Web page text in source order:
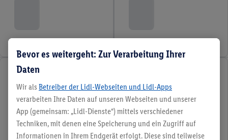
Bevor es weitergeht: Zur Verarbeitung Ihrer
Daten
Wir als Betreiber der Lidl-Webseiten und Lidl-Apps
verarbeiten Ihre Daten auf unseren Webseiten und unserer
App (gemeinsam: „Lidl-Dienste“) mittels verschiedener
Techniken, mit denen eine Speicherung und ein Zugriff auf
Informationen in Ihrem Endgerät erfolgt. Diese sind teilweise